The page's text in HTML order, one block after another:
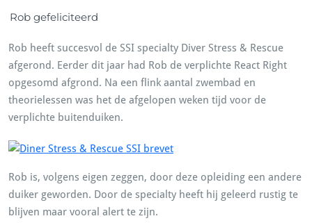
Rob gefeliciteerd
Rob heeft succesvol de SSI specialty Diver Stress & Rescue
afgerond. Eerder dit jaar had Rob de verplichte React Right
opgesomd afgrond. Na een flink aantal zwembad en
theorielessen was het de afgelopen weken tijd voor de
verplichte buitenduiken.
Rob is, volgens eigen zeggen, door deze opleiding een andere
duiker geworden. Door de specialty heeft hij geleerd rustig te
blijven maar vooral alert te zijn.